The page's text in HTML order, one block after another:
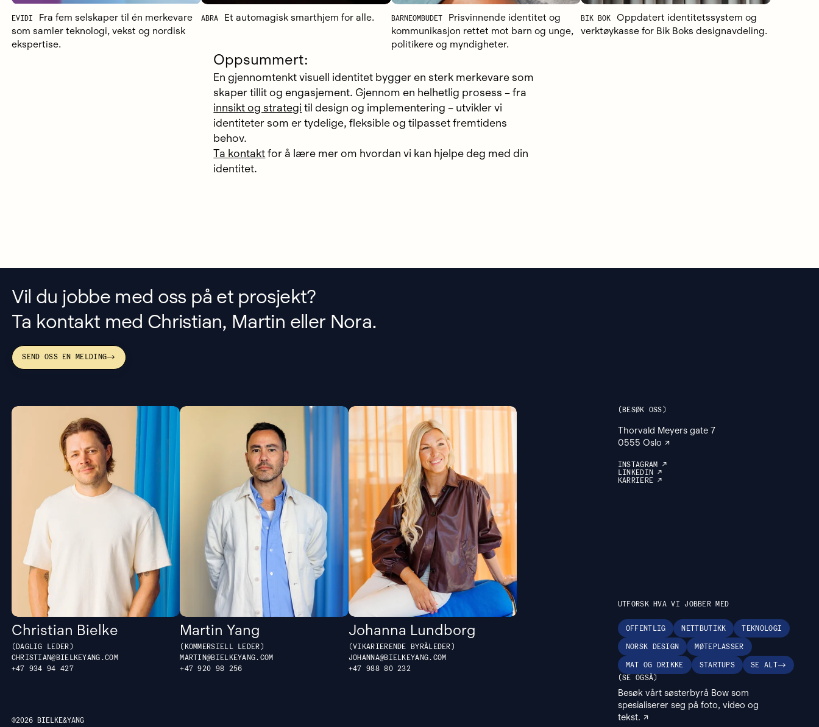
EVIDI
Fra fem selskaper til én merkevare
som samler teknologi, vekst og nordisk
ekspertise.
ABRA Et automagisk smarthjem for alle. BARNEOMBUDET
Prisvinnende identitet og
kommunikasjon rettet mot barn og unge,
politikere og myndigheter.
BIK BOK
Oppdatert identitetssystem og
verktøykasse for Bik Boks designavdeling.
Oppsummert:
En gjennomtenkt visuell identitet bygger en sterk merkevare som
skaper tillit og engasjement. Gjennom en helhetlig prosess – fra
innsikt og strategi til design og implementering – utvikler vi
identiteter som er tydelige, fleksible og tilpasset fremtidens
behov.
Ta kontakt for å lære mer om hvordan vi kan hjelpe deg med din
identitet.
Vil du jobbe med oss på et prosjekt?
Ta kontakt med Christian, Martin eller Nora.
SEND OSS EN MELDING→
Christian Bielke
DAGLIG LEDER
CHRISTIAN@BIELKEYANG.COM
+47 934 94 427
christian@bielkeyang.com
Martin Yang
KOMMERSIELL LEDER
MARTIN@BIELKEYANG.COM
+47 ‭920 98 256‬
martin@bielkeyang.com
Johanna Lundborg
VIKARIERENDE BYRÅLEDER
JOHANNA@BIELKEYANG.COM
+47 988 80 232
johanna@bielkeyang.com BESØK OSS
Thorvald Meyers gate 7
0555 Oslo ↗
INSTAGRAM ↗
LINKEDIN↗
KARRIERE↗
UTFORSK HVA VI JOBBER MED
OFFENTLIG NETTBUTIKK
TEKNOLOGI
NORSK DESIGN
MØTEPLASSER
MAT OG DRIKKE
STARTUPS SE ALT→
©2026 BIELKE&YANG
SE OGSÅ
Besøk vårt søsterbyrå Bow som
spesialiserer seg på foto, video og
tekst. ↗